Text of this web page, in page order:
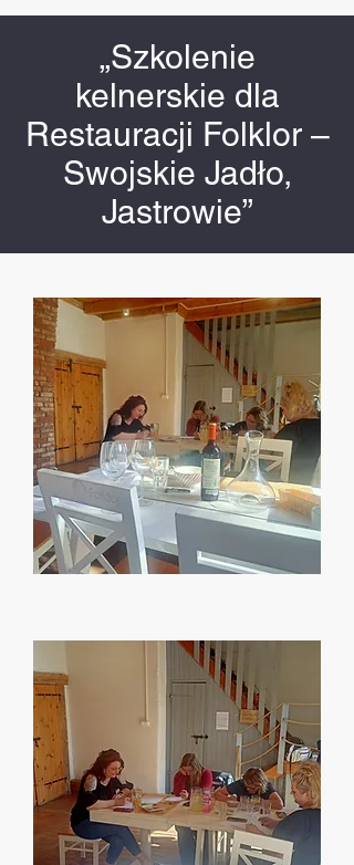
„Szkolenie
kelnerskie dla
Restauracji Folklor –
Swojskie Jadło,
Jastrowie”